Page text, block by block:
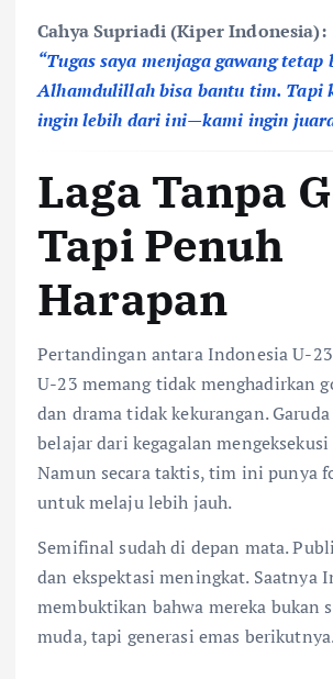
Cahya Supriadi (Kiper Indonesia):
“Tugas saya menjaga gawang tetap
Alhamdulillah bisa bantu tim. Tapi
ingin lebih dari ini—kami ingin
Laga Tanpa
Tapi Penuh
Harapan
Pertandingan antara Indonesia U-
U-23 memang tidak menghadirkan
dan drama tidak kekurangan.
belajar dari kegagalan
Namun secara taktis, tim ini punya
untuk melaju lebih jauh.
Semifinal sudah di depan mata.
dan ekspektasi meningkat. Saatnya
membuktikan bahwa mereka bukan
muda, tapi generasi emas